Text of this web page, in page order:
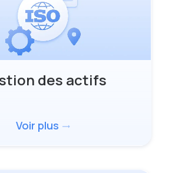
des actifs
Voir plus trending_flat